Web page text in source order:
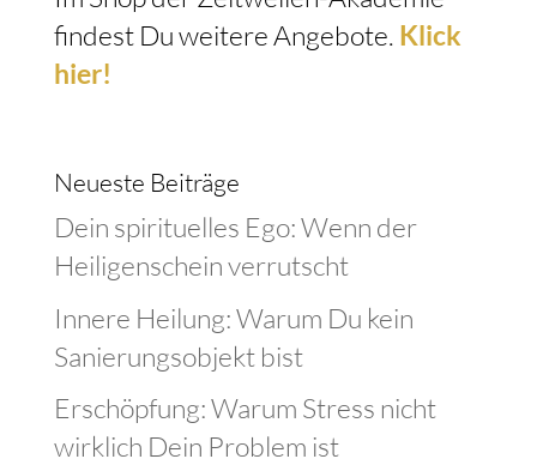
findest Du weitere Angebote. Klick
hier!
Neueste Beiträge
Dein spirituelles Ego: Wenn der
Heiligenschein verrutscht
Innere Heilung: Warum Du kein
Sanierungsobjekt bist
Erschöpfung: Warum Stress nicht
wirklich Dein Problem ist